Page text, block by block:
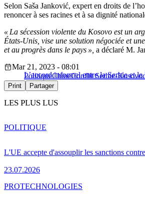
Selon Saša Janković, expert en droits de
renoncer à ses racines et à sa dignité
« La sécession violente du Kosovo est un
États-Unis, vise une solution négociée et
et au progrès dans le pays », a déclaré M.
L’accord informel entre la Serbie et
Mar 21, 2023 - 08:01
PolitiqueChineConflit Serbie-Kosovo
Print Partager
LES PLUS LUS
L'UE accepte d'assouplir les sanctions
23.07.2026
POLITIQUE
PROTECHNOLOGIES